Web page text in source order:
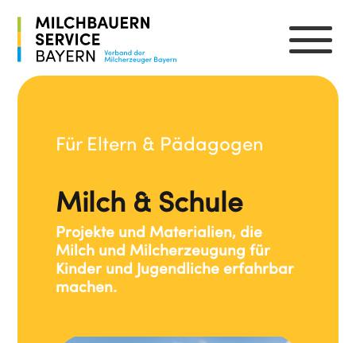
Für Eltern & Pädagogen
Milch & Schule
Projekte und Materialien, die
Milch und Milcherzeugung für
Kinder und Jugendliche erfahrbar
machen.